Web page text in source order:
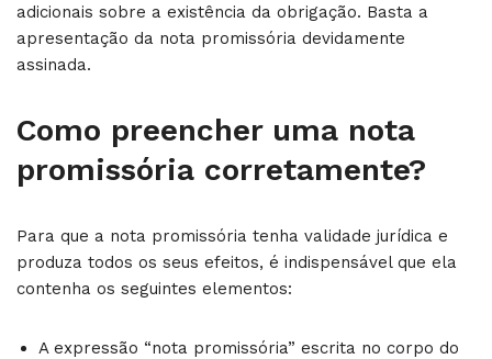
adicionais sobre a existência da obrigação. Basta a
apresentação da nota promissória devidamente
assinada.
Como preencher uma nota
promissória corretamente?
Para que a nota promissória tenha validade jurídica e
produza todos os seus efeitos, é indispensável que ela
contenha os seguintes elementos:
A expressão “nota promissória” escrita no corpo do